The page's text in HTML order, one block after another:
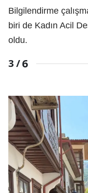
Bilgilendirme
biri de Kadın Acil
oldu.
3 /6